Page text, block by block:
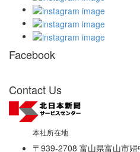
Facebook
Contact Us
本社所在地
〒939-2708 富山県富山市